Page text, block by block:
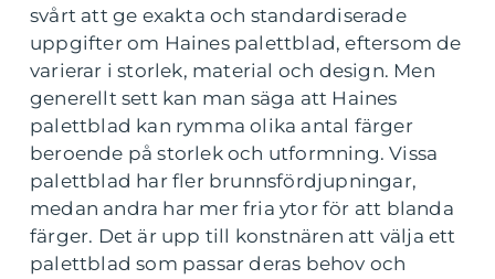
svårt att ge exakta och standardiserade
uppgifter om Haines palettblad, eftersom de
varierar i storlek, material och design. Men
generellt sett kan man säga att Haines
palettblad kan rymma olika antal färger
beroende på storlek och utformning. Vissa
palettblad har fler brunnsfördjupningar,
medan andra har mer fria ytor för att blanda
färger. Det är upp till konstnären att välja ett
palettblad som passar deras behov och